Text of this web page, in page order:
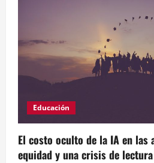
Educación
El costo oculto de la IA en las
equidad y una crisis de lectura